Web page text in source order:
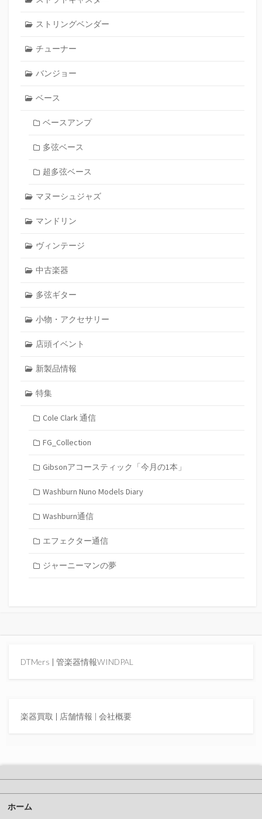
ストリングベンダー
チューナー
バンジョー
ベース
ベースアンプ
多弦ベース
超多弦ベース
マヌーシュジャズ
マンドリン
ヴィンテージ
中古楽器
多弦ギター
小物・アクセサリー
店頭イベント
新製品情報
特集
Cole Clark 通信
FG_Collection
Gibsonアコースティック「今月の1本」
Washburn Nuno Models Diary
Washburn通信
エフェクター通信
ジャーニーマンの夢
DTMers | 管楽器情報WINDPAL
楽器買取 | 店舗情報 | 会社概要
ホーム